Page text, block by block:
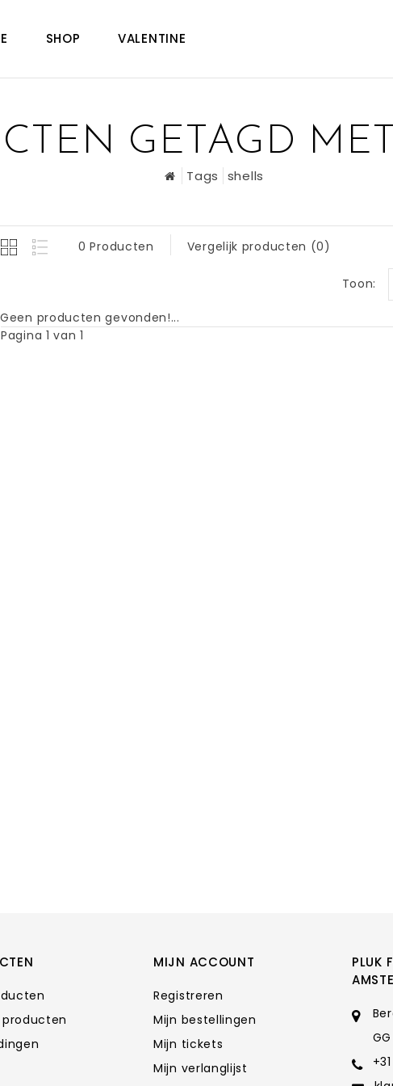
SHOP VALENTINE
GETAGD
Tags shells
0 Producten Vergelijk producten (0)
Toon:
Geen producten gevonden!...
Pagina 1 van 1
producten
MIJN ACCOUNT
Registreren
Mijn bestellingen
Mijn tickets
Mijn verlanglijst
PLUK